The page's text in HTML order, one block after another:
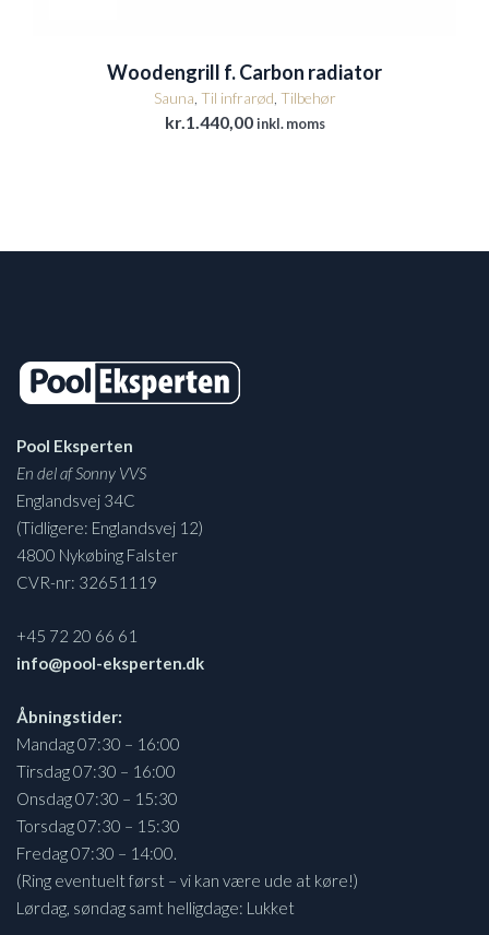
Woodengrill f. Carbon radiator
Sauna Til infrarød Tilbehør
kr. 1.440,00 inkl. moms
Pool Eksperten
En del af Sonny VVS
Englandsvej 34C
(Tidligere: Englandsvej 12)
4800 Nykøbing Falster
CVR-nr: 32651119
+45 72 20 66 61
info@pool-eksperten.dk
Åbningstider:
Mandag 07:30 – 16:00
Tirsdag 07:30 – 16:00
Onsdag 07:30 – 15:30
Torsdag 07:30 – 15:30
Fredag 07:30 – 14:00.
(Ring eventuelt først – vi kan være ude at køre!)
Lørdag, søndag samt helligdage: Lukket